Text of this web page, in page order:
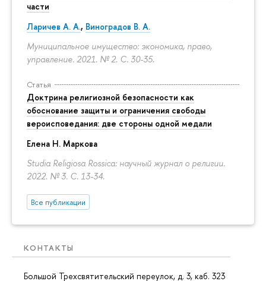
части
Ларичев А. А., Виноградов В. А.
Муниципальное имущество: экономика, право,
управление. 2021. № 2. С. 30-35.
Статья
Доктрина религиозной безопасности как
обоснование защиты и ограничения свободы
вероисповедания: две стороны одной медали
Елена Н. Маркова
Studia Religiosa Rossica: научный журнал о религии.
2022. № 3. С. 13-34.
Все публикации
КОНТАКТЫ
Большой Трехсвятительский переулок, д. 3, каб. 323